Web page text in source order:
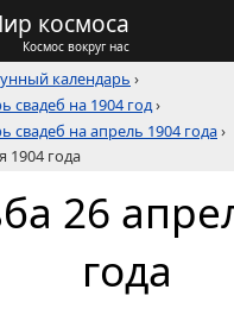
космоса
Космос вокруг нас
календарь ›
свадеб на 1904 год›
свадеб на апрель 1904 года›
1904 года
26
года